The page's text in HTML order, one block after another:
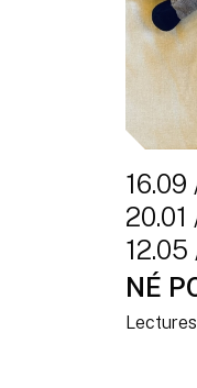
16.09
20.01
12.05
NÉ